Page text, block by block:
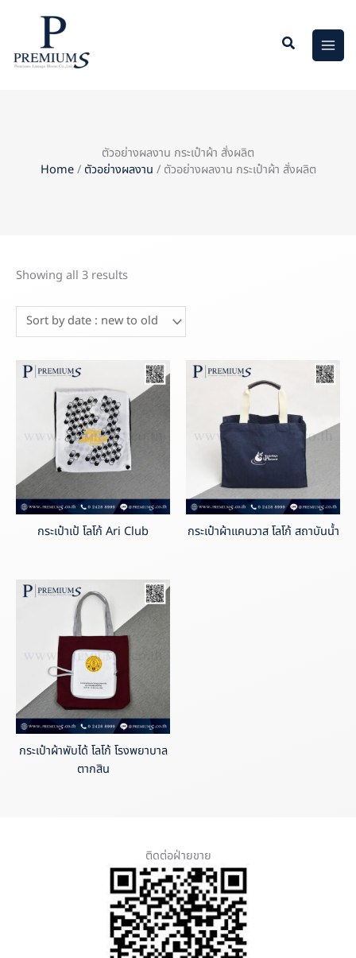
ตัวอย่างผลงาน กระเป๋าผ้า สั่งผลิต
Home/ ตัวอย่างผลงาน / ตัวอย่างผลงาน กระเป๋าผ้า สั่งผลิต
Showing all 3 results
กระเป๋าเป้ โลโก้ Ari Club กระเป๋าผ้าแคนวาส โลโก้ สถาบันน้ำ
กระเป๋าผ้าพับได้ โลโก้ โรงพยาบาล
ตากสิน
ติดต่อฝ่ายขาย